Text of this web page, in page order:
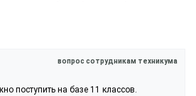
вопрос сотрудникам техникума
поступить на базе 11 классов.